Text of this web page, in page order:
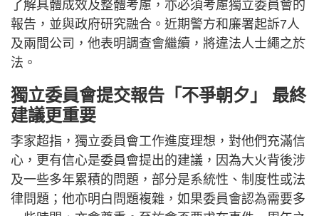
了解具體成效及整體考慮，亦必須考慮獨立委員會的
報告，並與政府研究融合。近期警方和廉署起訴7人
及兩間公司，他表明調查會繼續，將違法人士繩之於
法。
獨立委員會提交報告「不爭朝夕」 最終
建議更重要
李家超指，獨立委員會工作進度理想，對他們充滿信
心，更有信心是委員會提出的建議，因為大火背後涉
及一些多年累積的問題，部分是系統性、制度性或法
律問題；他亦明白問題複雜，如果委員會認為需要多